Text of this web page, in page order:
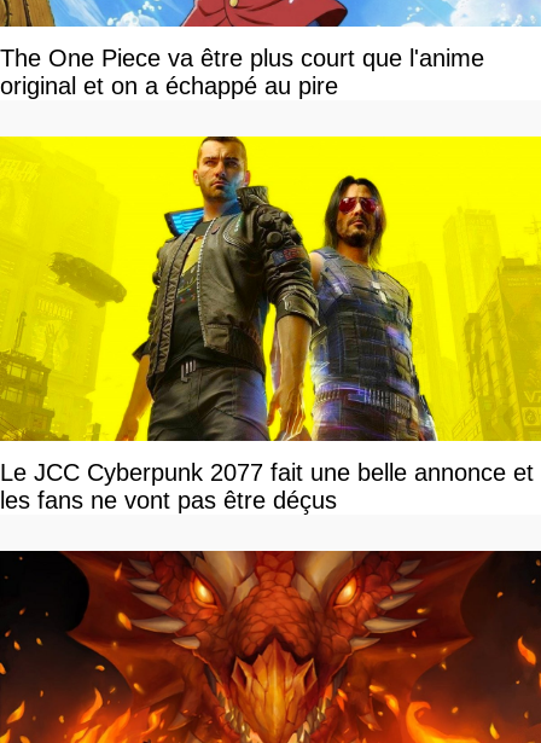
The One Piece va être plus court que l'anime
original et on a échappé au pire
Le JCC Cyberpunk 2077 fait une belle annonce et
les fans ne vont pas être déçus